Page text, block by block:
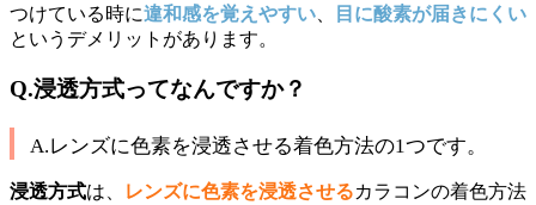
つけている時に違和感を覚えやすい
目に酸素が届きにくい
というデメリットがあります。
Q.浸透方式ってなんですか？
A.レンズに色素を浸透させる着色方法の1つです。
浸透方式は、 レンズに色素を浸透させるカラコンの着色方法